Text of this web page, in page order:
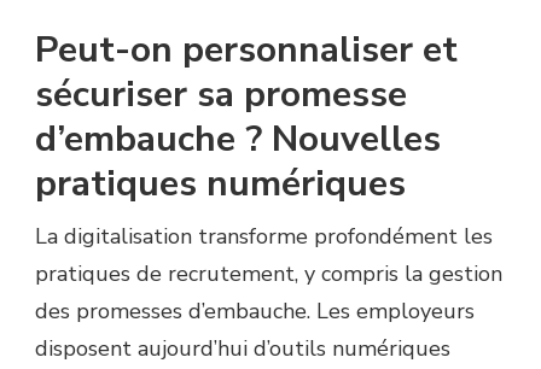
Peut-on personnaliser et
sécuriser sa promesse
d’embauche ? Nouvelles
pratiques numériques
La digitalisation transforme profondément les
pratiques de recrutement, y compris la gestion
des promesses d’embauche. Les employeurs
disposent aujourd’hui d’outils numériques